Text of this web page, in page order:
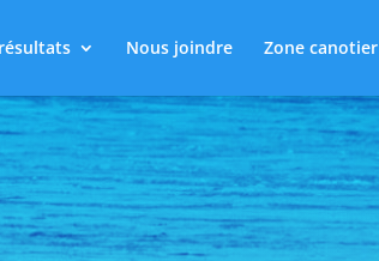
Nous joindre Zone canotier